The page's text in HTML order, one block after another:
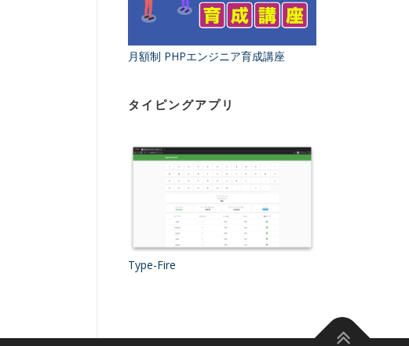
月額制 PHPエンジニア育成講座
タイピングアプリ
Type-Fire